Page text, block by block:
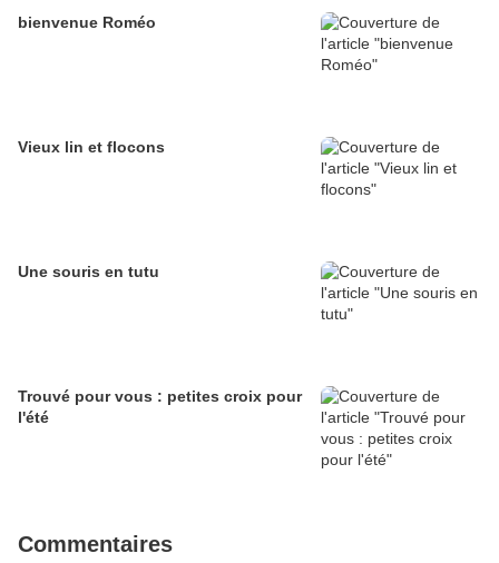
bienvenue Roméo
Vieux lin et flocons
Une souris en tutu
Trouvé pour vous : petites croix pour
l'été
Commentaires